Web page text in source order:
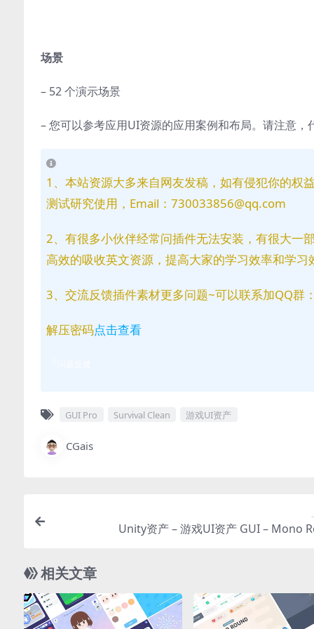
场景
– 52 个演示场景
– 您可以参考应用UI资源的应用案例和布局。请注意，
1、本站资源大多来自网友发稿，如有侵犯你的权
测试研究使用，Email：730033856@qq.com
2、有很多小伙伴经常问插件无法安装，有很大一
高效的吸收英文资源，提高大家的学习效率和学习
3、交流反馈插件素材更多问题~可以联系加QQ群
解压密码点击查看
GUI Pro Survival Clean 游戏UI资产
CGais
Unity资产 – 游戏UI资产 GUI – Mono
相关文章